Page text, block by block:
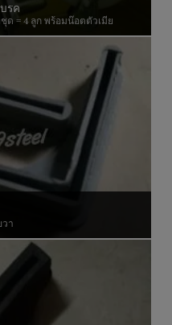
รค
ด = 4 ลูก พร้อมน๊อตตัวเมีย
า